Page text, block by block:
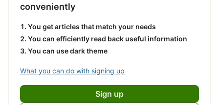
conveniently
You get articles that match your needs
You can efficiently read back useful information
You can use dark theme
What you can do with signing up
Sign up